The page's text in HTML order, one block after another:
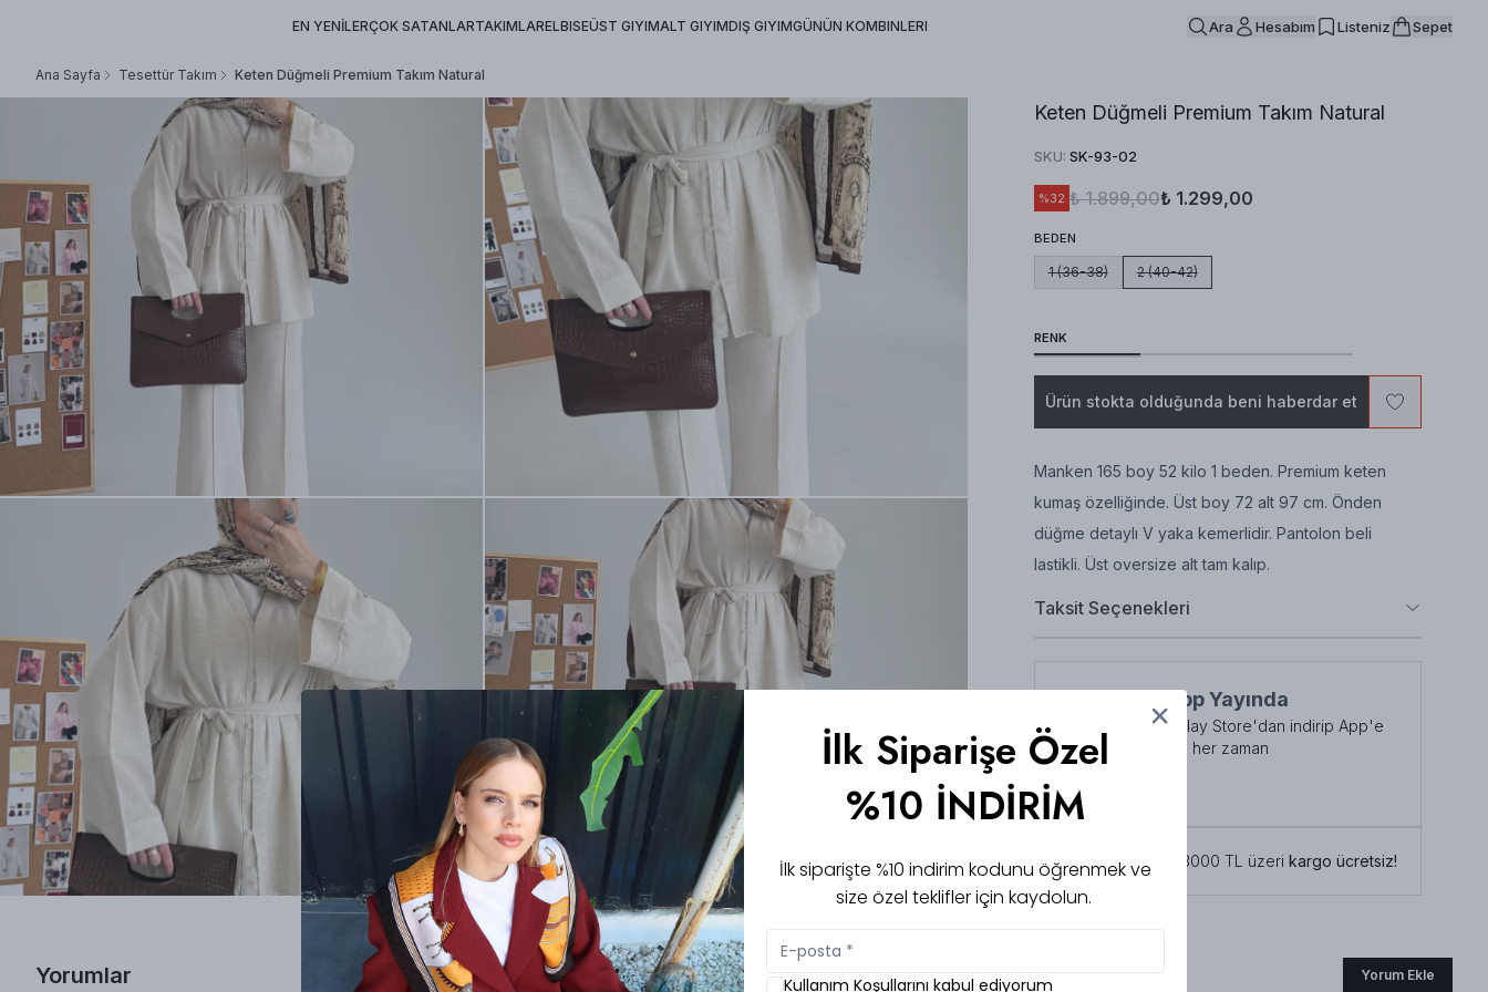
EN YENİLERÇOK SATANLARTAKIMLARELBISEÜST GIYIMALT GIYIMDIŞ GIYIMGÜNÜN KOMBINLERI Ara Hesabım Listeniz Sepet
Ana Sayfa Tesettür Takım Keten Düğmeli Premium Takım Natural
Keten Düğmeli Premium Takım Natural
SKU: SK-93-02
%32 ₺ 1.899,00₺ 1.299,00
BEDEN
1 (36-38) 2 (40-42)
RENK
Ürün stokta olduğunda beni haberdar et
Manken 165 boy 52 kilo 1 beden. Premium keten
kumaş özelliğinde. Üst boy 72 alt 97 cm. Önden
düğme detaylı V yaka kemerlidir. Pantolon beli
lastikli. Üst oversize alt tam kalıp.
Taksit Seçenekleri
NuuWears App Yayında
App Store veya Play Store'dan indirip App'e
özel indirimlerden her zaman
faydalanabilirsiniz
Şimdi İndirin!
Tüm siparişlerde 3000 TL üzeri kargo ücretsiz!
Yorumlar Yorum Ekle
İlk Siparişe Özel
%10 İNDİRİM
İlk siparişte %10 indirim kodunu öğrenmek ve
size özel teklifler için kaydolun.
Kullanım Koşullarını kabul ediyorum